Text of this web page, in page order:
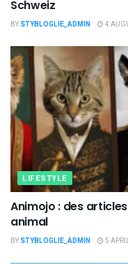
Schweiz
BY STYBLOGLIE_ADMIN 4
LIFESTYLE
Animojo : des
animal
BY STYBLOGLIE_ADMIN 5